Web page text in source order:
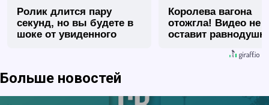
Ролик длится пару
секунд, но вы будете в
шоке от увиденного
Королева вагона
отожгла! Видео не
оставит
Больше новостей